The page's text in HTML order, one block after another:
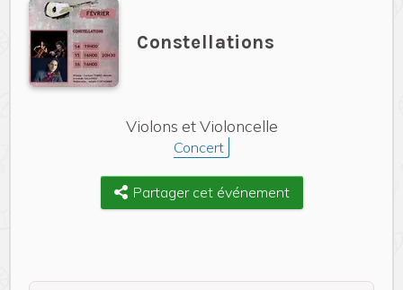
Constellations
Violons et Violoncelle
Concert
Partager cet événement